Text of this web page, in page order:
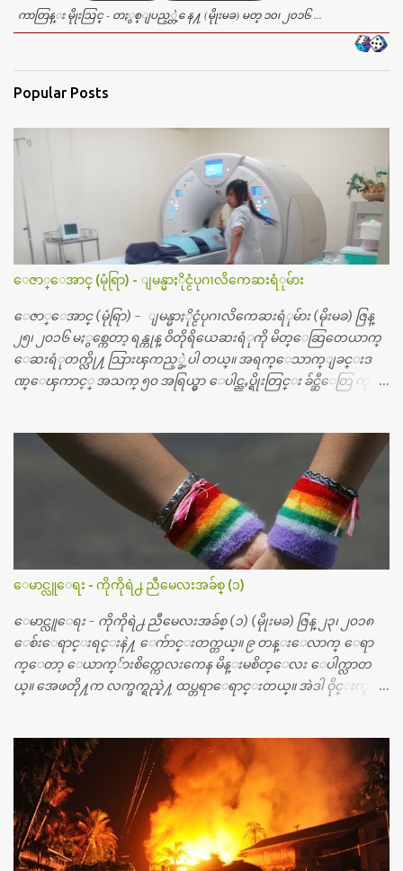
ကာတြန္း မိုုးသြင္ - တႏွစ္ျပည့္တဲ့ ေန႔ (မိုုးမခ) မတ္ ၁၀၊ ၂၀၁၆ ...
Popular Posts
ေဇာ္ေအာင္ (မုံရြာ) - ျမန္မာႏိုင္ငံပုဂၢလိကေဆးရံုမ်ား
ေဇာ္ေအာင္ (မုံရြာ) - ျမန္မာႏိုင္ငံပုဂၢလိကေဆးရံုမ်ား (မိုးမခ) ဇြန္
၂၅၊ ၂၀၁၆ မႏွစ္ကေတာ့ ရန္ကုန္ ဝိတိုရိယေဆးရံုကို မိတ္ေဆြတေယာက္
ေဆးရံုတက္လို႔ သြားၾကည့္ခဲ့ပါ တယ္။ အရက္ေသာက္ျခင္းဒ
ဏ္ေၾကာင့္ အသက္ ၅၀ အရြယ္မွာ ေပါင္ညႇပ္ရိုးတြင္း ခ်င္ဆီေတြ ကုန္ခ
စၿပီး၊ အာရွေတာ္ဝင္ခြဲစိတ္ခန္းကို ငွားရမ္းခြဲစိတ္ အရိုးအစားထိုးကုပါတ
ယ္။ ေဆးစစ္၊ေဆးဝယ္၊ ခြဲစိတ္ကု၊ အရိုးအစားထိုးပစၥည္း စတဲ့စရိ
တ္ေတြနဲ႔ေဆးရံုမွာ ၂ ပတ္ေနထိုင္စရိတ္ သိန္း ၇၀ ေလာက္ ကုန္သြား
ပါတယ္။ သူငယ္ခ်င္းျဖစ္သူကို လာေတြ႔ရင္း ဟိုတယ္လို သန္႔ရွင္းသ
ပ္ရပ္တဲ့ ဝိတိုရိယေဆးရံုမွာ စီတီစကင္ နဲ႔ အမ္အာအိုင္1 စက္ခန္းကိုေ
တြ႔လို႔ေမးၾကည့္ေတာ့ တခါစမ္းရင္ က်ပ္တသိန္းေက်ာ္ က်သင့္
တယ္သိရပါတယ္။ တခါတေလ ကိုယ္လက္ေျခ၊ ဦးေႏွာက္ေတြ အေသး
စိတ္ၾကည့္လိုရင္ ဒီစက္ၾကီးေတြနဲ႔ စမ္းသပ္ရပါတယ္။ ခႏၱာကိုယ္အစိတ္ပို
င္း ကလီစာေတြကိုၾကည့္ရႈတဲ့ အာလထရာေဆာင္း2 စက္ေတြ
ကေတာ့ ေစ်းသိပ္မႀကီးလို႔ ျမန္မာျပည္ေဆးရံုတိုင္းရွိပါတယ္။
တစ္ခါစမ္းရင္ က်ပ္တစ္ေသာင္းေလာက္ က်သင့္ပါတယ္။ စာေရးသူ လြ
န္ခဲ့တဲ့ (၂)...
ေမာင္လူေရး - ကိုကိုရဲ႕ ညီမေလးအခ်စ္ (၁)
ေမာင္လူေရး - ကိုကိုရဲ႕ ညီမေလးအခ်စ္ (၁) (မိုုးမခ) ဇြန္ ၂၃၊ ၂၀၁၈
ေစ်းေရာင္းရင္းနဲ႔ ေက်ာင္းတက္တယ္။ ၉ တန္းေလာက္ ေရာ
က္ေတာ့ ေယာက္်ားစိတ္ကေလးကေန မိန္းမစိတ္ေလး ေပါက္လာတ
ယ္။ အေဖတို႔က လက္ဖက္ရည္နဲ႔ ထပ္တရာေရာင္းတယ္။ အဲဒါ ဝိုင္းကူ
တယ္။ ပန္းပန္တယ္။ မိန္းကေလး အဝတ္အစားေတြကိုလည္း ခုိးဝတ္တ
ယ္။ မိန္းမစိတ္ရွိေတာ့ ရွိေပမယ့္ ကိုယ့္ကိုယ္ကို မိန္းမစိတ္ေပါက္မွန္း
သိတာက ၉ တန္း၊ ၁၀ တန္းေလာက္ကမွ။ ညီအစ္ကို ေမာင္နွမ အားလံုး ၆
ေယာက္ရွိတယ္။ အစ္ကို ၃ ေယာက္၊ အစ္မ ႏွစ္ေယာက္။ အစ္ကိုေတြက
လည္း သူ႔ အေပါင္းအသင္းနဲ႔ သူဆိုေတာ့ အမေတြနဲ႔ဘဲ ေပါ
င္းတယ္။ ျပီးေတာ့ အေဖကလည္း ေယာက္်ားဆုိ ေယာ